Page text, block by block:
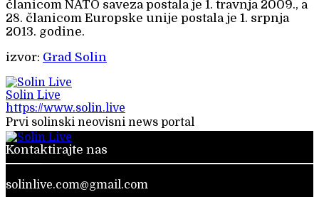
članicom NATO saveza postala je 1. travnja 2009., a
28. članicom Europske unije postala je 1. srpnja
2013. godine.
izvor: Grad Solin
Solin Live
https://www.solin.live
Prvi solinski neovisni news portal
Kontaktirajte nas
solinlive.com@gmail.com